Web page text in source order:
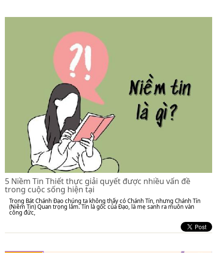
5 Niềm Tin Thiết thực giải quyết được nhiều vấn đề
trong cuộc sống hiện tại
Trong Bát Chánh Đạo chúng ta không thấy có Chánh Tín, nhưng Chánh Tín
(Niềm Tin) Quan trọng lắm. Tín là gốc của Đạo, là mẹ sanh ra muôn vàn
công đức,